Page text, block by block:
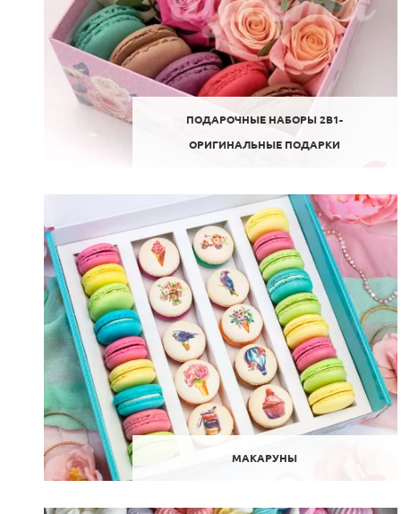
ПОДАРОЧНЫЕ НАБОРЫ 2В1-
ОРИГИНАЛЬНЫЕ ПОДАРКИ
МАКАРУНЫ